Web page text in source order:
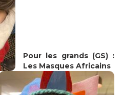
Pour les grands (GS) :
Les Masques Africains